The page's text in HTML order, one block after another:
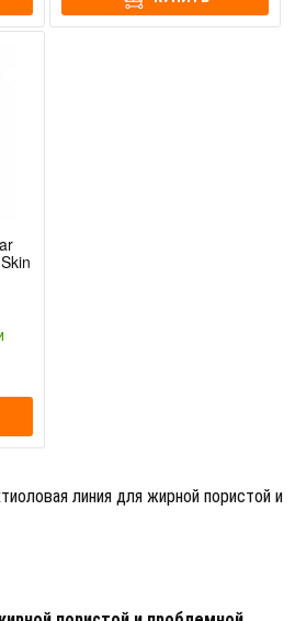
линия для жирной пористой и